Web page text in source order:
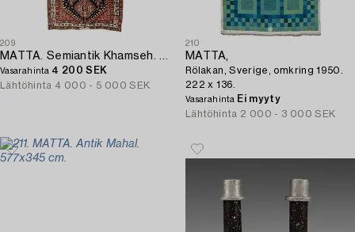
209
MATTA. Semiantik Khamseh. 267x150 cm.
Vasarahinta 4 200 SEK
Lähtöhinta 4 000 - 5 000 SEK
210
MATTA,
Rölakan, Sverige, omkring 1950.
222 x 136.
Vasarahinta Ei myyty
Lähtöhinta 2 000 - 3 000 SEK